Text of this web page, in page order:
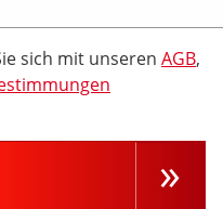
sich mit unseren AGB,